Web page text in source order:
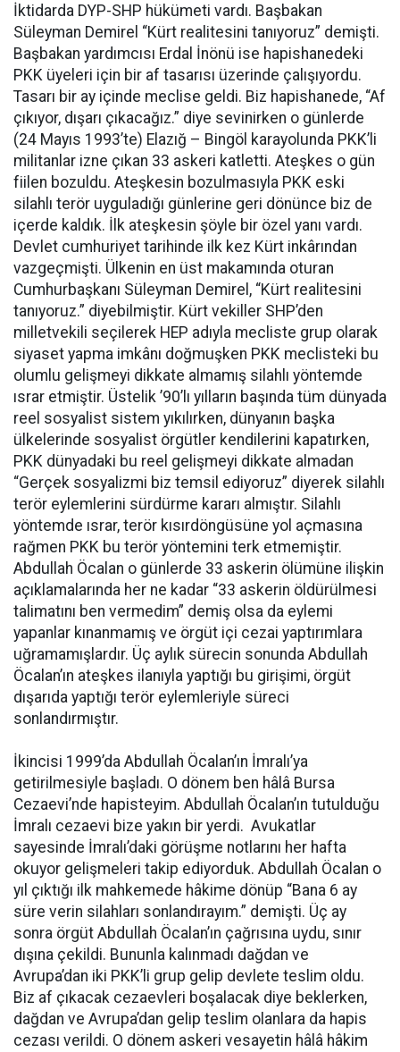
İktidarda DYP-SHP hükümeti vardı. Başbakan
Süleyman Demirel “Kürt realitesini tanıyoruz” demişti.
Başbakan yardımcısı Erdal İnönü ise hapishanedeki
PKK üyeleri için bir af tasarısı üzerinde çalışıyordu.
Tasarı bir ay içinde meclise geldi. Biz hapishanede, “Af
çıkıyor, dışarı çıkacağız.” diye sevinirken o günlerde
(24 Mayıs 1993’te) Elazığ – Bingöl karayolunda PKK’li
militanlar izne çıkan 33 askeri katletti. Ateşkes o gün
fiilen bozuldu. Ateşkesin bozulmasıyla PKK eski
silahlı terör uyguladığı günlerine geri dönünce biz de
içerde kaldık. İlk ateşkesin şöyle bir özel yanı vardı.
Devlet cumhuriyet tarihinde ilk kez Kürt inkârından
vazgeçmişti. Ülkenin en üst makamında oturan
Cumhurbaşkanı Süleyman Demirel, “Kürt realitesini
tanıyoruz.” diyebilmiştir. Kürt vekiller SHP’den
milletvekili seçilerek HEP adıyla mecliste grup olarak
siyaset yapma imkânı doğmuşken PKK meclisteki bu
olumlu gelişmeyi dikkate almamış silahlı yöntemde
ısrar etmiştir. Üstelik ’90’lı yılların başında tüm dünyada
reel sosyalist sistem yıkılırken, dünyanın başka
ülkelerinde sosyalist örgütler kendilerini kapatırken,
PKK dünyadaki bu reel gelişmeyi dikkate almadan
“Gerçek sosyalizmi biz temsil ediyoruz” diyerek silahlı
terör eylemlerini sürdürme kararı almıştır. Silahlı
yöntemde ısrar, terör kısırdöngüsüne yol açmasına
rağmen PKK bu terör yöntemini terk etmemiştir.
Abdullah Öcalan o günlerde 33 askerin ölümüne ilişkin
açıklamalarında her ne kadar “33 askerin öldürülmesi
talimatını ben vermedim” demiş olsa da eylemi
yapanlar kınanmamış ve örgüt içi cezai yaptırımlara
uğramamışlardır. Üç aylık sürecin sonunda Abdullah
Öcalan’ın ateşkes ilanıyla yaptığı bu girişimi, örgüt
dışarıda yaptığı terör eylemleriyle süreci
sonlandırmıştır.
İkincisi 1999’da Abdullah Öcalan’ın İmralı’ya
getirilmesiyle başladı. O dönem ben hâlâ Bursa
Cezaevi’nde hapisteyim. Abdullah Öcalan’ın tutulduğu
İmralı cezaevi bize yakın bir yerdi. Avukatlar
sayesinde İmralı’daki görüşme notlarını her hafta
okuyor gelişmeleri takip ediyorduk. Abdullah Öcalan o
yıl çıktığı ilk mahkemede hâkime dönüp “Bana 6 ay
süre verin silahları sonlandırayım.” demişti. Üç ay
sonra örgüt Abdullah Öcalan’ın çağrısına uydu, sınır
dışına çekildi. Bununla kalınmadı dağdan ve
Avrupa’dan iki PKK’li grup gelip devlete teslim oldu.
Biz af çıkacak cezaevleri boşalacak diye beklerken,
dağdan ve Avrupa’dan gelip teslim olanlara da hapis
cezası verildi. O dönem askeri vesayetin hâlâ hâkim